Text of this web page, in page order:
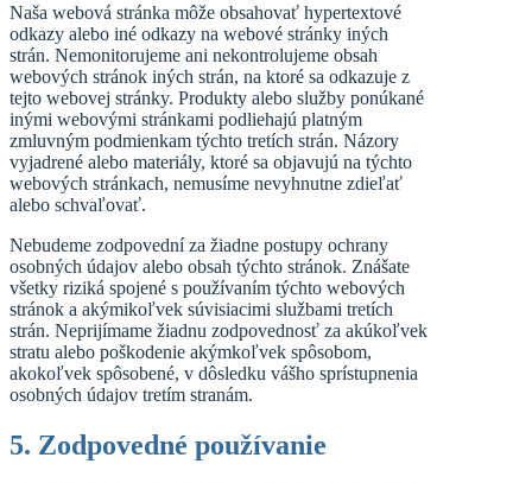
Naša webová stránka môže obsahovať hypertextové
odkazy alebo iné odkazy na webové stránky iných
strán. Nemonitorujeme ani nekontrolujeme obsah
webových stránok iných strán, na ktoré sa odkazuje z
tejto webovej stránky. Produkty alebo služby ponúkané
inými webovými stránkami podliehajú platným
zmluvným podmienkam týchto tretích strán. Názory
vyjadrené alebo materiály, ktoré sa objavujú na týchto
webových stránkach, nemusíme nevyhnutne zdieľať
alebo schvaľovať.
Nebudeme zodpovední za žiadne postupy ochrany
osobných údajov alebo obsah týchto stránok. Znášate
všetky riziká spojené s používaním týchto webových
stránok a akýmikoľvek súvisiacimi službami tretích
strán. Neprijímame žiadnu zodpovednosť za akúkoľvek
stratu alebo poškodenie akýmkoľvek spôsobom,
akokoľvek spôsobené, v dôsledku vášho sprístupnenia
osobných údajov tretím stranám.
5. Zodpovedné používanie